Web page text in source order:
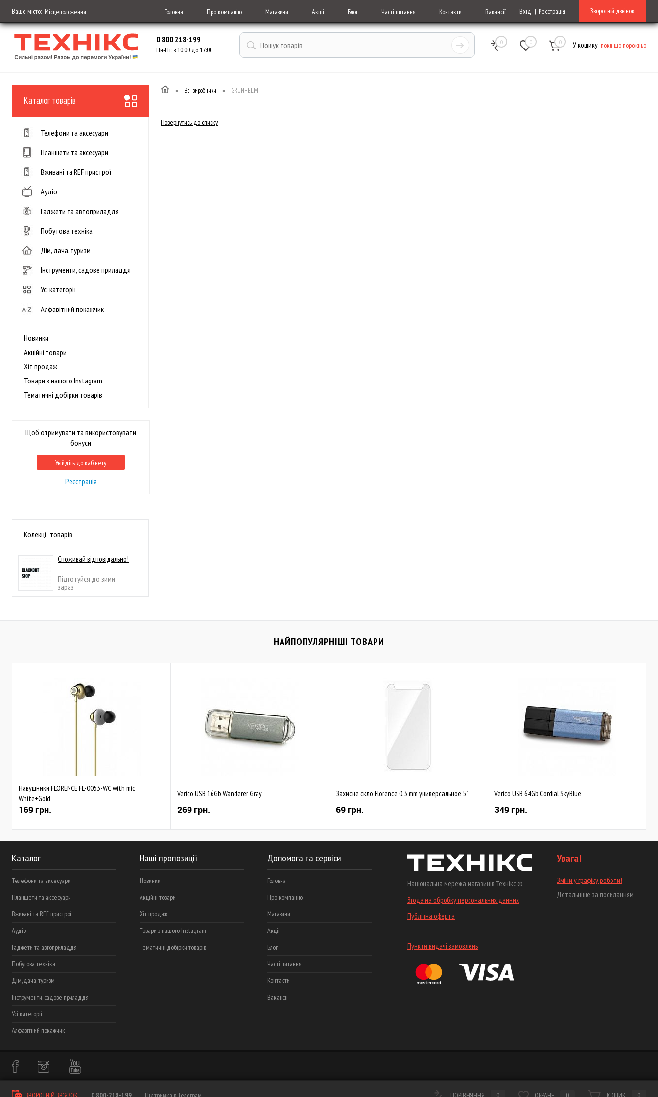
Ваше місто: Місцеположення Головна Про компанію Магазини Акціі Блог Часті питання Контакти Вакансії Вхід Реєстрація Зворотній дзвінок
0 800 218-199
Пн-Пт: з 10:00 до 17:00
0 0 0 У кошику поки що порожньо
Каталог товарів
Телефони та аксесуари
Планшети та аксесуари
Вживані та REF пристрої
Аудіо
Гаджети та автоприладдя
Побутова техніка
Дім, дача, туризм
Інструменти, садове приладдя
Усі категорії
Алфавітний покажчик
Новинки
Акційні товари
Хіт продаж
Товари з нашого Instagram
Тематичні добірки товарів
Щоб отримувати та використовувати
бонуси
Увійдіть до кабінету
Реєстрація
Колекції товарів
Споживай відповідально!
Підготуйся до зими
зараз
• Всі виробники • GRUNHELM
Повернутись до списку
НАЙПОПУЛЯРНІШІ ТОВАРИ
Навушники FLORENCE FL-0053-WC with mic
White+Gold
169 грн.
Verico USB 16Gb Wanderer Gray
269 грн.
Захисне скло Florence 0,3 mm универсальное 5"
69 грн.
Verico USB 64Gb Cordial SkyBlue
349 грн.
Каталог
Телефони та аксесуари
Планшети та аксесуари
Вживані та REF пристрої
Аудіо
Гаджети та автоприладдя
Побутова техніка
Дім, дача, туризм
Інструменти, садове приладдя
Усі категорії
Алфавітний покажчик
Наші пропозиції
Новинки
Акційні товари
Хіт продаж
Товари з нашого Instagram
Тематичні добірки товарів
Допомога та сервіси
Головна
Про компанію
Магазини
Акціі
Блог
Часті питання
Контакти
Вакансії
Національна мережа магазинів Технікс ©
Згода на обробку персональних данних
Публічна оферта
Пункти видачі замовлень
Увага!
Зміни у графіку роботи!
Детальніше за посиланням
ЗВОРОТНІЙ ЗВ'ЯЗОК 0 800-218-199 Підтримка в Телеграм ПОРІВНЯННЯ 0 ОБРАНЕ 0 КОШИК 0